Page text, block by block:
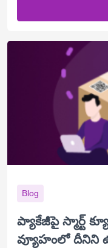
Blog
ప్యాకేజీపై స్మార్ట్
వ్యూహంలో దీనిని